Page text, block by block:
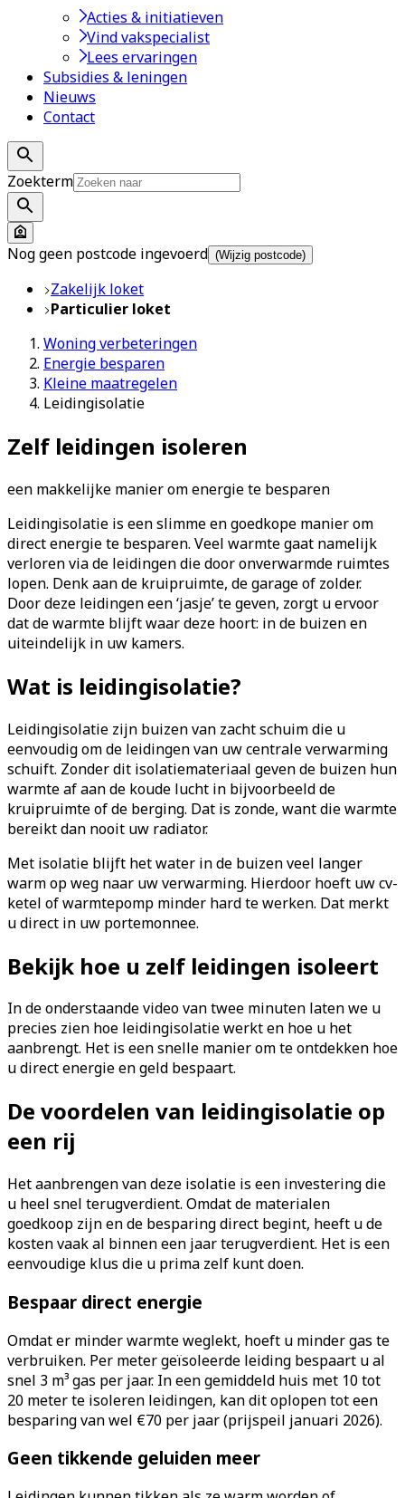
Acties & initiatieven
Vind vakspecialist
Lees ervaringen
Subsidies & leningen
Nieuws
Contact
Zoekterm
Nog geen postcode ingevoerd (Wijzig postcode)
Zakelijk loket
Particulier loket
Woning verbeteringen
Energie besparen
Kleine maatregelen
Leidingisolatie
Zelf leidingen isoleren
een makkelijke manier om energie te besparen
Leidingisolatie is een slimme en goedkope manier om
direct energie te besparen. Veel warmte gaat namelijk
verloren via de leidingen die door onverwarmde ruimtes
lopen. Denk aan de kruipruimte, de garage of zolder.
Door deze leidingen een ‘jasje’ te geven, zorgt u ervoor
dat de warmte blijft waar deze hoort: in de buizen en
uiteindelijk in uw kamers.
Wat is leidingisolatie?
Leidingisolatie zijn buizen van zacht schuim die u
eenvoudig om de leidingen van uw centrale verwarming
schuift. Zonder dit isolatiemateriaal geven de buizen hun
warmte af aan de koude lucht in bijvoorbeeld de
kruipruimte of de berging. Dat is zonde, want die warmte
bereikt dan nooit uw radiator.
Met isolatie blijft het water in de buizen veel langer
warm op weg naar uw verwarming. Hierdoor hoeft uw cv-
ketel of warmtepomp minder hard te werken. Dat merkt
u direct in uw portemonnee.
Bekijk hoe u zelf leidingen isoleert
In de onderstaande video van twee minuten laten we u
precies zien hoe leidingisolatie werkt en hoe u het
aanbrengt. Het is een snelle manier om te ontdekken hoe
u direct energie en geld bespaart.
De voordelen van leidingisolatie op
een rij
Het aanbrengen van deze isolatie is een investering die
u heel snel terugverdient. Omdat de materialen
goedkoop zijn en de besparing direct begint, heeft u de
kosten vaak al binnen een jaar terugverdient. Het is een
eenvoudige klus die u prima zelf kunt doen.
Bespaar direct energie
Omdat er minder warmte weglekt, hoeft u minder gas te
verbruiken. Per meter geïsoleerde leiding bespaart u al
snel 3 m³ gas per jaar. In een gemiddeld huis met 10 tot
20 meter te isoleren leidingen, kan dit oplopen tot een
besparing van wel €70 per jaar (prijspeil januari 2026).
Geen tikkende geluiden meer